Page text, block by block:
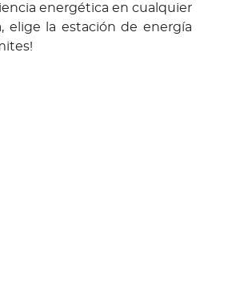
energética en cualquier
elige la estación de energía